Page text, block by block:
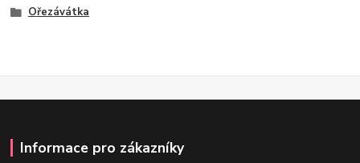
Ořezávátka
Informace pro zákazníky